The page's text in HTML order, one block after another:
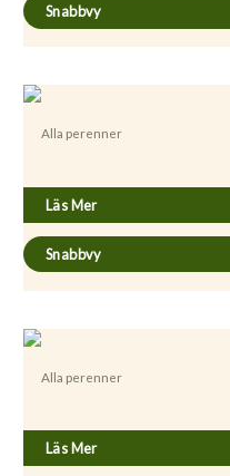
Snabbvy
Alla perenner
Läs Mer
Snabbvy
Alla perenner
Läs Mer